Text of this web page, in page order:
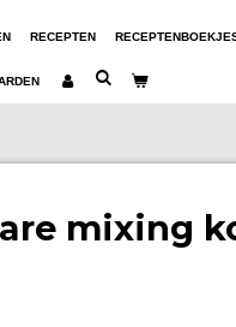
RECEPTEN
mixing